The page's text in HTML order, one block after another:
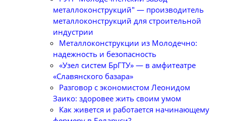
металлоконструкций" — производитель
металлоконструкций для строительной
индустрии
Металлоконструкции из Молодечно:
надежность и безопасность
«Узел систем БрГТУ» — в амфитеатре
«Славянского базара»
Разговор с экономистом Леонидом
Заико: здоровее жить своим умом
Как живется и работается начинающему